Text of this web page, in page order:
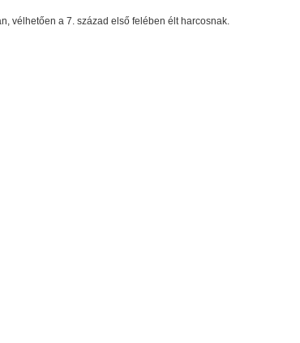
vélhetően a 7. század első felében élt harcosnak.